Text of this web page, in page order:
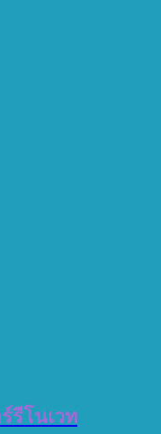
รีโนเวท